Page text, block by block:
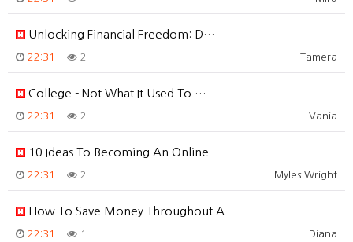
Unlocking Financial Freedom: D…
Tamera
22:31 2
College - Not What It Used To …
Vania
22:31 2
10 Ideas To Becoming An Online…
Myles Wright
22:31 2
How To Save Money Throughout A…
Diana
22:31 1